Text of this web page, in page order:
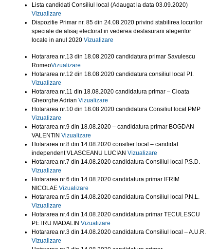
Lista candidati Consiliul local (Adaugat la data 03.09.2020)
Vizualizare
Dispozitie Primar nr. 85 din 24.08.2020 privind stabilirea locurilor
speciale de afisaj electoral in vederea desfasurarii alegerilor
locale in anul 2020 Vizualizare
Hotararea nr.13 din 18.08.2020 candidatura primar Savulescu
RomeoVizualizare
Hotararea nr.12 din 18.08.2020 candidatura consiliul local P.I.
Vizualizare
Hotararea nr.11 din 18.08.2020 candidatura primar – Cioata
Gheorghe Adrian Vizualizare
Hotararea nr.10 din 18.08.2020 candidatura Consiliul local PMP
Vizualizare
Hotararea nr.9 din 18.08.2020 – candidatura primar BOGDAN
VALENTIN Vizualizare
Hotararea nr.8 din 14.08.2020 consilier local – candidat
independent VLASCEANU LUCIAN Vizualizare
Hotararea nr.7 din 14.08.2020 candidatura Consiliul local P.S.D.
Vizualizare
Hotararea nr.6 din 14.08.2020 candidatura primar IFRIM
NICOLAE Vizualizare
Hotararea nr.5 din 14.08.2020 candidatura Consiliul local P.N.L.
Vizualizare
Hotararea nr.4 din 14.08.2020 candidatura primar TECULESCU
PETRU MADALIN Vizualizare
Hotararea nr.3 din 14.08.2020 candidatura Consiliul local – A.U.R.
Vizualizare